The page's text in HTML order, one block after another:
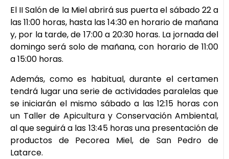
El II Salón de la Miel abrirá sus puerta el sábado 22 a
las 11:00 horas, hasta las 14:30 en horario de mañana
y, por la tarde, de 17:00 a 20:30 horas. La jornada del
domingo será solo de mañana, con horario de 11:00
a 15:00 horas.
Además, como es habitual, durante el certamen
tendrá lugar una serie de actividades paralelas que
se iniciarán el mismo sábado a las 12:15 horas con
un Taller de Apicultura y Conservación Ambiental,
al que seguirá a las 13:45 horas una presentación de
productos de Pecorea Miel, de San Pedro de
Latarce.